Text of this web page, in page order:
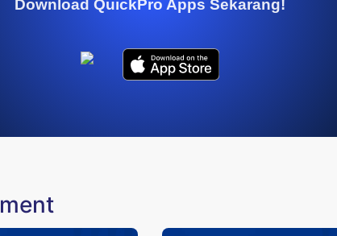
Download QuickPro Apps Sekarang!